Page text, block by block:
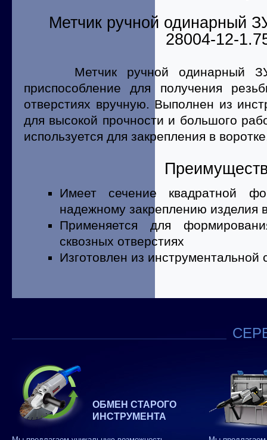
Метчик ручной одинарный
28004-12-
Метчик ручной одинарный
приспособление для получения
отверстиях вручную. Выполнен из
для высокой прочности и большого
используется для закрепления в
Имеет сечение квадратной
надежному закреплению изделия
Применяется для
сквозных отверстиях
Изготовлен из инструментальной
ОБМЕН СТАРОГО
ИНСТРУМЕНТА